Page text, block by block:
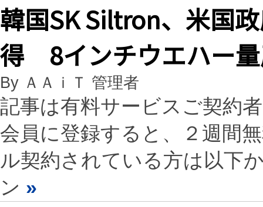
韓国SK Siltron、米国
得 8インチウエハー
By ＡＡｉＴ 管理者
記事は有料サービスご契約
会員に登録すると、２週間
ル契約されている方は以下
ン »